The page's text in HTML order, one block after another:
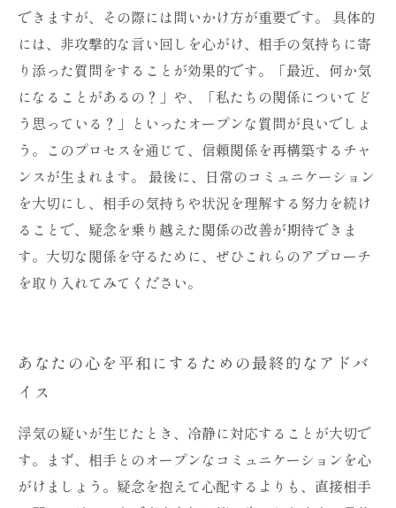
できますが、その際には問いかけ方が重要です。 具体的
には、非攻撃的な言い回しを心がけ、相手の気持ちに寄
り添った質問をすることが効果的です。「最近、何か気
になることがあるの？」や、「私たちの関係についてど
う思っている？」といったオープンな質問が良いでしょ
う。このプロセスを通じて、信頼関係を再構築するチャ
ンスが生まれます。 最後に、日常のコミュニケーション
を大切にし、相手の気持ちや状況を理解する努力を続け
ることで、疑念を乗り越えた関係の改善が期待できま
す。大切な関係を守るために、ぜひこれらのアプローチ
を取り入れてみてください。
あなたの心を平和にするための最終的なアドバ
イス
浮気の疑いが生じたとき、冷静に対応することが大切で
す。まず、相手とのオープンなコミュニケーションを心
がけましょう。疑念を抱えて心配するよりも、直接相手